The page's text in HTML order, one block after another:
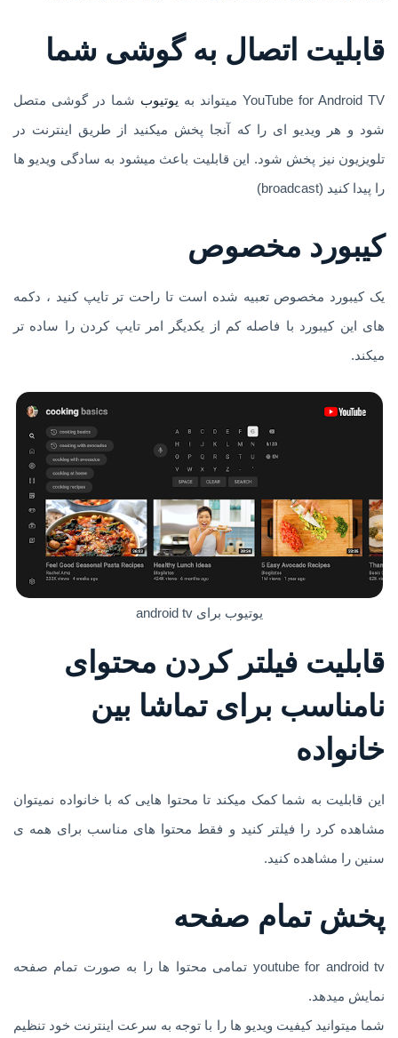
قابلیت اتصال به گوشی شما
YouTube for Android TV میتواند به یوتیوب شما در گوشی متصل
شود و هر ویدیو ای را که آنجا پخش میکنید از طریق اینترنت در
تلویزیون نیز پخش شود. این قابلیت باعث میشود به سادگی ویدیو ها
را پیدا کنید (broadcast)
کیبورد مخصوص
یک کیبورد مخصوص تعبیه شده است تا راحت تر تایپ کنید ، دکمه
های این کیبورد با فاصله کم از یکدیگر امر تایپ کردن را ساده تر
میکند.
یوتیوب برای android tv
قابلیت فیلتر کردن محتوای
نامناسب برای تماشا بین
خانواده
این قابلیت به شما کمک میکند تا محتوا هایی که با خانواده نمیتوان
مشاهده کرد را فیلتر کنید و فقط محتوا های مناسب برای همه ی
سنین را مشاهده کنید.
پخش تمام صفحه
youtube for android tv تمامی محتوا ها را به صورت تمام صفحه
نمایش میدهد.
شما میتوانید کیفیت ویدیو ها را با توجه به سرعت اینترنت خود تنظیم